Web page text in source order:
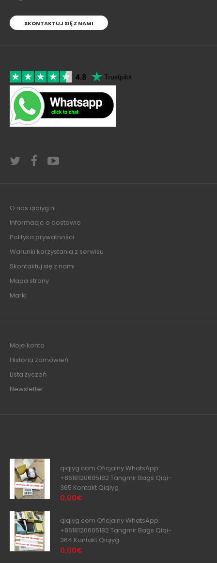
SKONTAKTUJ SIĘ Z NAMI
O nas qiqiyg.nl
Informacje o dostawie
Polityka prywatności
Warunki korzystania z serwisu
Skontaktuj się z nami
Mapa strony
Marki
Moje konto
Historia zamówień
Lista życzeń
Newsletter
qiqiyg.com Oficjalny WhatsApp:
+8618120605182 Tangmir Bags Qiqi-
365 Kontakt Qiqiyg
0,00€
qiqiyg.com Oficjalny WhatsApp:
+8618120605182 Tangmir Bags Qiqi-
364 Kontakt Qiqiyg
0,00€